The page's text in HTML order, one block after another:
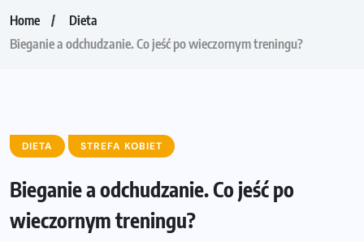
Home
Dieta
Bieganie a odchudzanie. Co jeść po wieczornym treningu?
DIETA STREFA KOBIET
Bieganie a odchudzanie. Co jeść po
wieczornym treningu?